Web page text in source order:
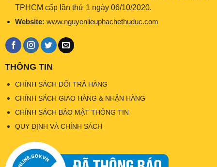
TPHCM cấp lần thứ 1 ngày 06/10/2020.
Website: www.nguyenlieuphachethuduc.com
THÔNG TIN
CHÍNH SÁCH ĐỔI TRẢ HÀNG
CHÍNH SÁCH GIAO HÀNG & NHẬN HÀNG
CHÍNH SÁCH BẢO MẬT THÔNG TIN
QUY ĐỊNH VÀ CHÍNH SÁCH